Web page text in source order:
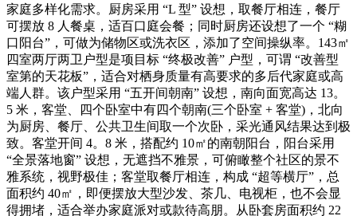
家庭多样化需求。厨房采用 “L 型” 设想，取餐厅相连，餐厅
可摆放 8 人餐桌，适百口庭会餐；同时厨房还设想了一个 “糊
口阳台”，可做为储物区或洗衣区，添加了空间操纵率。143㎡
四室两厅两卫户型是项目标 “终极改善” 户型，可谓 “改善型
室第的天花板”，适合对栖身质量有高要求的多后代家庭或高
端人群。该户型采用 “五开间朝南” 设想，南向面宽高达 13。
5 米，客堂、四个卧室中有四个朝南(三个卧室 + 客堂)，北向
为厨房、餐厅、公共卫生间取一个次卧，采光通风结果达到极
致。客堂开间 4。8 米，搭配约 10㎡的南朝阳台，阳台采用
“全景落地窗” 设想，无遮挡不雅景，可俯瞰整个社区的景不
雅系统，视野极佳；客堂取餐厅相连，构成 “超等横厅”，总
面积约 40㎡，即便摆放大型沙发、茶几、电视柜，也不会显
得拥堵，适合举办家庭派对或款待高朋。从卧套房面积约 22